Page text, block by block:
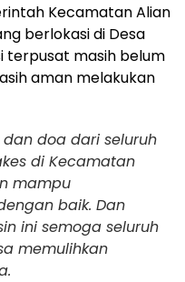
Kecamatan Alian
berlokasi di Desa
terpusat masih belum
aman melakukan
doa dari seluruh
di Kecamatan
mampu
baik. Dan
ini semoga seluruh
memulihkan